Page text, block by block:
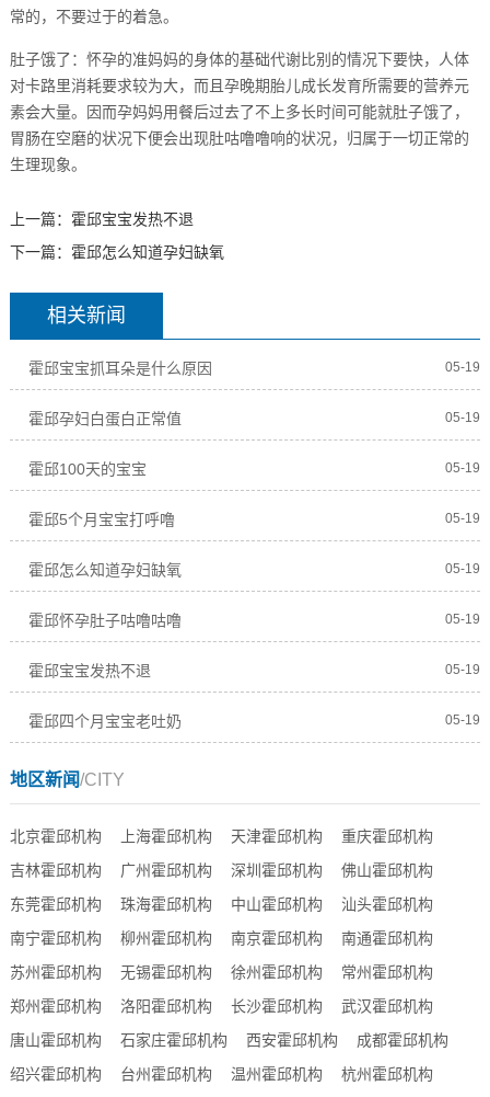
常的，不要过于的着急。
肚子饿了：怀孕的准妈妈的身体的基础代谢比别的情况下要快，人体
对卡路里消耗要求较为大，而且孕晚期胎儿成长发育所需要的营养元
素会大量。因而孕妈妈用餐后过去了不上多长时间可能就肚子饿了，
胃肠在空磨的状况下便会出现肚咕噜噜响的状况，归属于一切正常的
生理现象。
上一篇： 霍邱宝宝发热不退
下一篇： 霍邱怎么知道孕妇缺氧
相关新闻
霍邱宝宝抓耳朵是什么原因 05-19
霍邱孕妇白蛋白正常值 05-19
霍邱100天的宝宝 05-19
霍邱5个月宝宝打呼噜 05-19
霍邱怎么知道孕妇缺氧 05-19
霍邱怀孕肚子咕噜咕噜 05-19
霍邱宝宝发热不退 05-19
霍邱四个月宝宝老吐奶 05-19
地区新闻/CITY
北京霍邱机构 上海霍邱机构 天津霍邱机构
重庆霍邱机构
吉林霍邱机构
广州霍邱机构 深圳霍邱机构
佛山霍邱机构
东莞霍邱机构
珠海霍邱机构 中山霍邱机构
汕头霍邱机构
南宁霍邱机构
柳州霍邱机构 南京霍邱机构
南通霍邱机构
苏州霍邱机构
无锡霍邱机构 徐州霍邱机构
常州霍邱机构
郑州霍邱机构
洛阳霍邱机构 长沙霍邱机构
武汉霍邱机构
唐山霍邱机构
石家庄霍邱机构 西安霍邱机构
成都霍邱机构
绍兴霍邱机构
台州霍邱机构 温州霍邱机构 杭州霍邱机构